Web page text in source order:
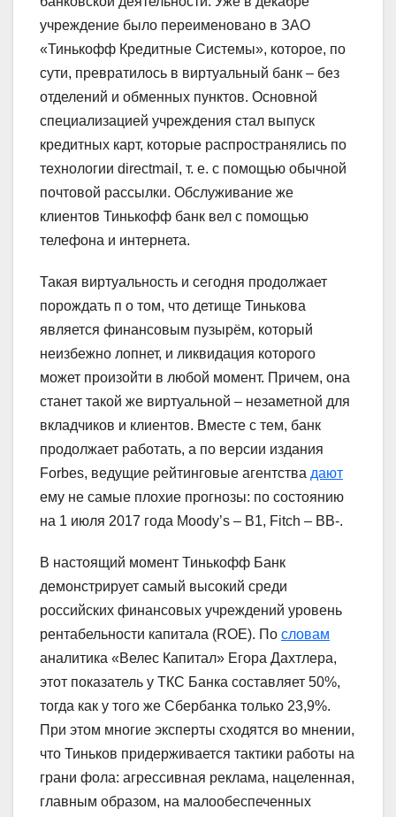
учреждение было переименовано в ЗАО
«Тинькофф Кредитные Системы», которое, по
сути, превратилось в виртуальный банк – без
отделений и обменных пунктов. Основной
специализацией учреждения стал выпуск
кредитных карт, которые распространялись по
технологии directmail, т. е. с помощью обычной
почтовой рассылки. Обслуживание же
клиентов Тинькофф банк вел с помощью
телефона и интернета.
Такая виртуальность и сегодня продолжает
порождать п о том, что детище Тинькова
является финансовым пузырём, который
неизбежно лопнет, и ликвидация которого
может произойти в любой момент. Причем, она
станет такой же виртуальной – незаметной для
вкладчиков и клиентов. Вместе с тем, банк
продолжает работать, а по версии издания
Forbes, ведущие рейтинговые агентства дают
ему не самые плохие прогнозы: по состоянию
на 1 июля 2017 года Moody’s – B1, Fitch – BB-.
В настоящий момент Тинькофф Банк
демонстрирует самый высокий среди
российских финансовых учреждений уровень
рентабельности капитала (ROE). По словам
аналитика «Велес Капитал» Егора Дахтлера,
этот показатель у ТКС Банка составляет 50%,
тогда как у того же Сбербанка только 23,9%.
При этом многие эксперты сходятся во мнении,
что Тиньков придерживается тактики работы на
грани фола: агрессивная реклама, нацеленная,
главным образом, на малообеспеченных